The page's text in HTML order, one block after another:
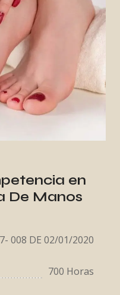
en
De Manos
008 DE 02/01/2020
700 Horas